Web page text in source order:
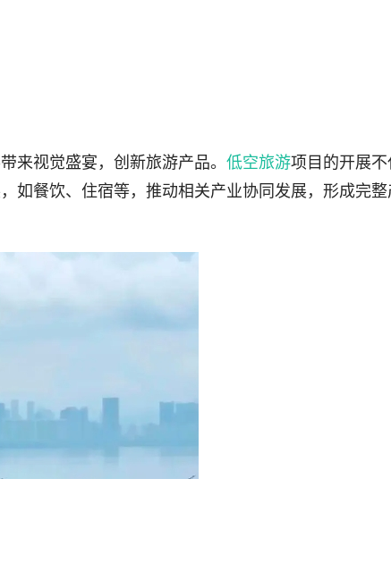
来视觉盛宴，创新旅游产品。 低空旅游项目的开展不
如餐饮、住宿等，推动相关产业协同发展，形成完整